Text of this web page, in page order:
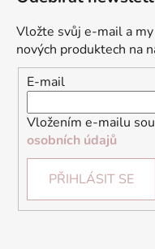
Vložte svůj e-mail a
nových produktech na
E-mail
Vložením e-mailu
osobních údajů
PŘIHLÁSIT SE